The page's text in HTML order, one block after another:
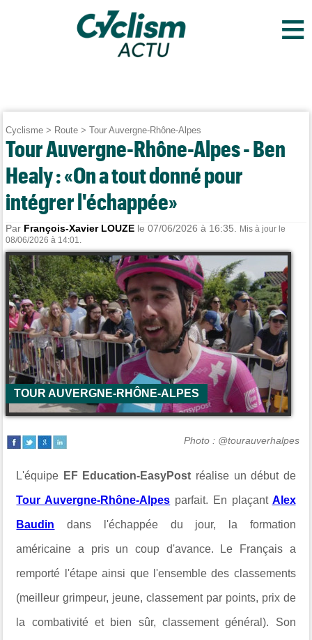
≡
Cyclisme > Route >Tour Auvergne-Rhône-Alpes
Tour Auvergne-Rhône-Alpes - Ben
Healy : «On a tout donné pour
intégrer l'échappée»
Par François-Xavier LOUZE le 07/06/2026 à 16:35.
Mis à jour le
08/06/2026 à 14:01.
TOUR AUVERGNE-RHÔNE-ALPES
Photo : @tourauverhalpes
L'équipe EF Education-EasyPost réalise un début de
Tour Auvergne-Rhône-Alpes parfait. En plaçant Alex
Baudin dans l'échappée du jour, la formation
américaine a pris un coup d'avance. Le Français a
remporté l'étape ainsi que l'ensemble des classements
(meilleur grimpeur, jeune, classement par points, prix de
la combativité et bien sûr, classement général). Son